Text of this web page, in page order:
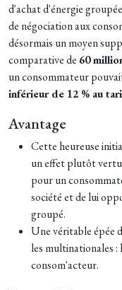
d'achat d'énergie
de négociation aux
désormais un moyen
comparative de 60
un consommateur
inférieur de 12 % au
Avantage
Cette heureuse
un effet plutôt
pour un
société et de lui
groupé.
Une véritable épée
les multinationales
consom'acteur.